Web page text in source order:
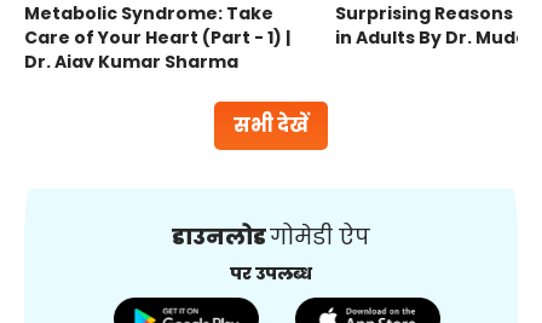
सभी देखें
Metabolic Syndrome: Take
Care of Your Heart (Part - 1) |
Dr. Ajay Kumar Sharma
Surprising Reasons
in Adults By Dr.
डाउनलोडगोमेडी ऐप
पर उपलब्ध